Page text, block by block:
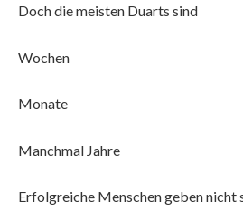
Doch die meisten Duarts sind
Wochen
Monate
Manchmal Jahre
Erfolgreiche Menschen geben nicht